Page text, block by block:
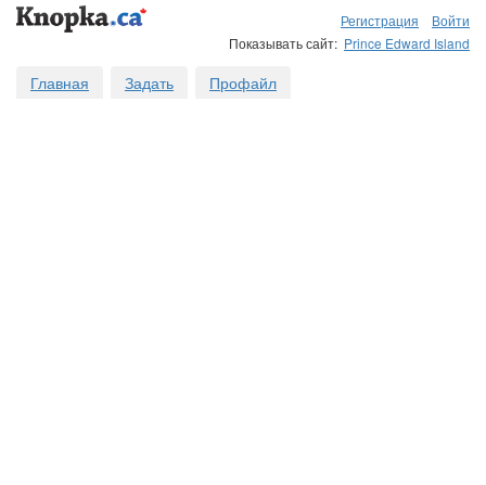
Регистрация
Войти
Показывать сайт: Prince Edward Island
Главная Задать Профайл